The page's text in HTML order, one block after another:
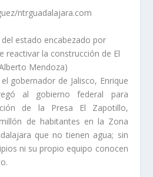
ntrguadalajara.com
del estado encabezado por
reactivar la construcción de El
Mendoza)
gobernador de Jalisco, Enrique
al gobierno federal para
de la Presa El Zapotillo,
de habitantes en la Zona
que no tienen agua; sin
ni su propio equipo conocen